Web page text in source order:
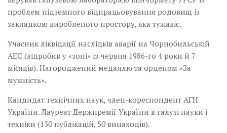
проблем підземного відпрацьовування родовищ із
закладкою виробленого простору, яка тужавіє.
Учасник ліквідації наслідків аварії на Чорнобильській
АЕС (відробив у «зоні» із червня 1986-го 4 роки й 7
місяців). Нагороджений медаллю та орденом «За
мужнiсть».
Кандидат технічних наук, член-кореспондент АГН
України. Лауреат Держпремії України в галузі науки і
техніки (130 публікацій, 50 винаходів).